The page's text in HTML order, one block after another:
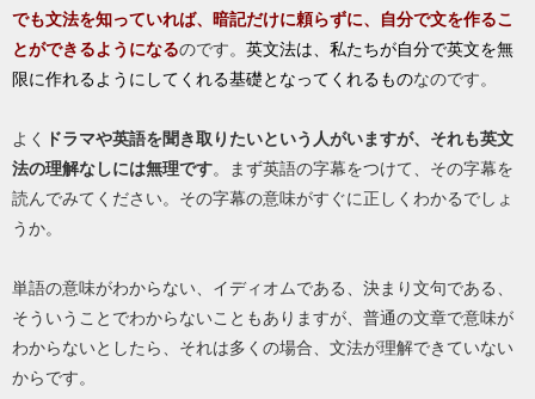
でも文法を知っていれば、暗記だけに頼らずに、自分で文を作るこ
とができるようになるのです。 英文法は、私たちが自分で英文を無
限に作れるようにしてくれる基礎となってくれるものなのです。
よく
ドラマや英語を聞き取りたいという人がいますが、それも英文
法の理解なしには無理です。まず英語の字幕をつけて、その字幕を
読んでみてください。その字幕の意味がすぐに正しくわかるでしょ
うか。
単語の意味がわからない、イディオムである、決まり文句である、
そういうことでわからないこともありますが、普通の文章で意味が
わからないとしたら、それは多くの場合、文法が理解できていない
からです。